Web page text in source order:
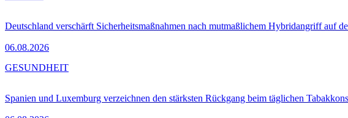
Deutschland verschärft Sicherheitsmaßnahmen nach mutmaßlichem Hybridangriff auf
06.08.2026
Spanien und Luxemburg verzeichnen den stärksten Rückgang beim täglichen
GESUNDHEIT